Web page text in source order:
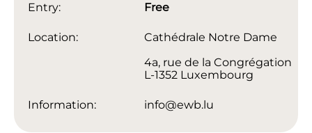
Entry: Free
Location:
Cathédrale Notre Dame
4a, rue de la Congrégation
L-1352 Luxembourg
Information: info@ewb.lu